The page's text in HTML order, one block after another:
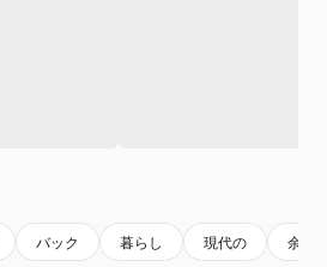
バック 暮らし 現代の 余暇